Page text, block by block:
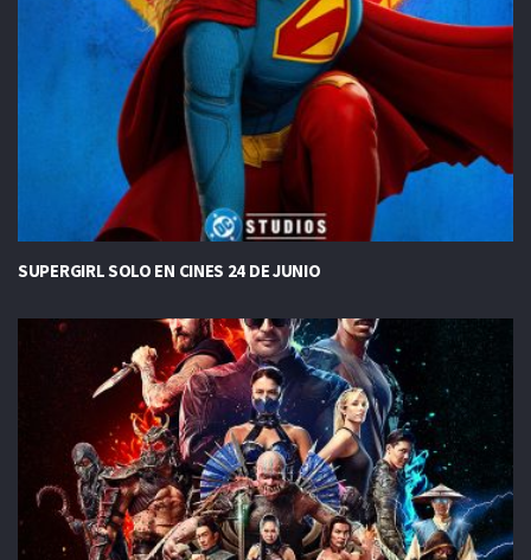
SUPERGIRL SOLO EN CINES 24 DE JUNIO